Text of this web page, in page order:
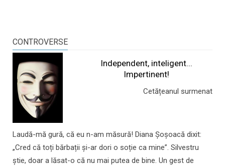
CONTROVERSE
Independent, inteligent...
Impertinent!
Cetățeanul surmenat
Laudă-mă gură, că eu n-am măsură! Diana Șoșoacă dixit:
„Cred că toți bărbații și-ar dori o soție ca mine”. Silvestru
știe, doar a lăsat-o că nu mai putea de bine. Un gest de